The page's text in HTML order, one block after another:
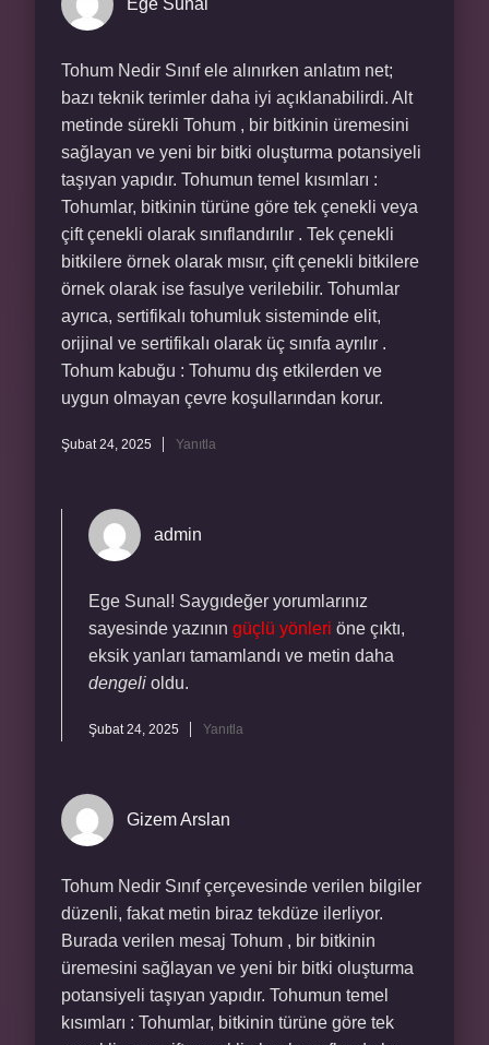
Ege Sunal
Tohum Nedir Sınıf ele alınırken anlatım net;
bazı teknik terimler daha iyi açıklanabilirdi. Alt
metinde sürekli Tohum , bir bitkinin üremesini
sağlayan ve yeni bir bitki oluşturma potansiyeli
taşıyan yapıdır. Tohumun temel kısımları :
Tohumlar, bitkinin türüne göre tek çenekli veya
çift çenekli olarak sınıflandırılır . Tek çenekli
bitkilere örnek olarak mısır, çift çenekli bitkilere
örnek olarak ise fasulye verilebilir. Tohumlar
ayrıca, sertifikalı tohumluk sisteminde elit,
orijinal ve sertifikalı olarak üç sınıfa ayrılır .
Tohum kabuğu : Tohumu dış etkilerden ve
uygun olmayan çevre koşullarından korur.
Şubat 24, 2025 Yanıtla
admin
Ege Sunal! Saygıdeğer yorumlarınız
sayesinde yazının güçlü yönleri öne çıktı,
eksik yanları tamamlandı ve metin daha
dengeli oldu.
Şubat 24, 2025 Yanıtla
Gizem Arslan
Tohum Nedir Sınıf çerçevesinde verilen bilgiler
düzenli, fakat metin biraz tekdüze ilerliyor.
Burada verilen mesaj Tohum , bir bitkinin
üremesini sağlayan ve yeni bir bitki oluşturma
potansiyeli taşıyan yapıdır. Tohumun temel
kısımları : Tohumlar, bitkinin türüne göre tek